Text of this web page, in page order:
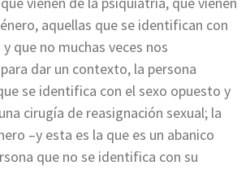
aquellas que se identifican con
que no muchas veces nos
dar un contexto, la persona
se identifica con el sexo opuesto y
cirugía de reasignación sexual; la
–y esta es la que es un abanico
que no se identifica con su